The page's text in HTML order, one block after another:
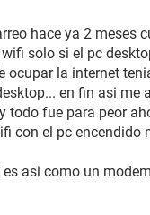
hace ya 2 meses
solo si el pc
ocupar la internet
en fin asi me
todo fue para peor
con el pc encendido
asi como un